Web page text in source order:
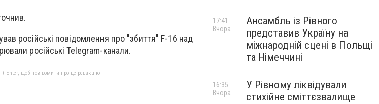
російські повідомлення про "збиття" F-16 над
російські Telegram-канали.
Enter, щоб повідомити про це редакцію
Ансамбль із Рівного
представив Україну на
міжнародній сцені в Польщі
та Німеччині
17:41
Вчора
У Рівному ліквідували
стихійне сміттєзвалище
16:35
Вчора